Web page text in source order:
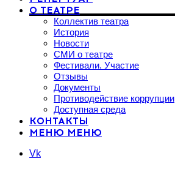
О ТЕАТРЕ
Коллектив театра
История
Новости
СМИ о театре
Фестивали. Участие
Отзывы
Документы
Противодействие коррупции
Доступная среда
КОНТАКТЫ
МЕНЮ МЕНЮ
Vk